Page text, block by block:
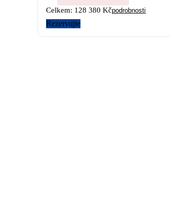
Celkem: 128 380 Kčpodrobnosti
Rezervujte